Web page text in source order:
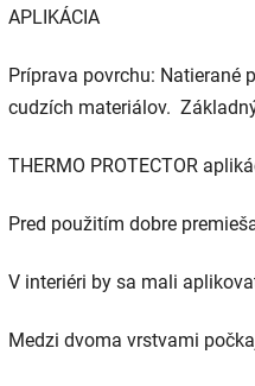
APLIKÁCIA
Príprava povrchu: Natierané
cudzích materiálov.
THERMO PROTECTOR
Pred použitím dobre
V interiéri by sa mali
Medzi dvoma vrstvami